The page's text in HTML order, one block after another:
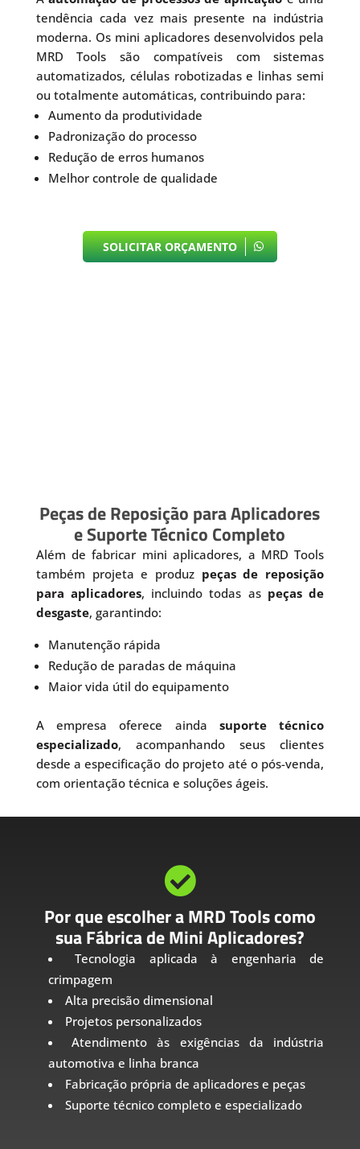
tendência cada vez mais presente na indústria
moderna. Os mini aplicadores desenvolvidos pela
MRD Tools são compatíveis com sistemas
automatizados, células robotizadas e linhas semi
ou totalmente automáticas, contribuindo para:
Aumento da produtividade
Padronização do processo
Redução de erros humanos
Melhor controle de qualidade
SOLICITAR ORÇAMENTO
Peças de Reposição para Aplicadores
e Suporte Técnico Completo
Além de fabricar mini aplicadores, a MRD Tools
também projeta e produz peças de reposição
para aplicadores, incluindo todas as peças de
desgaste, garantindo:
Manutenção rápida
Redução de paradas de máquina
Maior vida útil do equipamento
A empresa oferece ainda suporte técnico
especializado, acompanhando seus clientes
desde a especificação do projeto até o pós-venda,
com orientação técnica e soluções ágeis.

Por que escolher a MRD Tools como
sua Fábrica de Mini Aplicadores?
Tecnologia aplicada à engenharia de
crimpagem
Alta precisão dimensional
Projetos personalizados
Atendimento às exigências da indústria
automotiva e linha branca
Fabricação própria de aplicadores e peças
Suporte técnico completo e especializado